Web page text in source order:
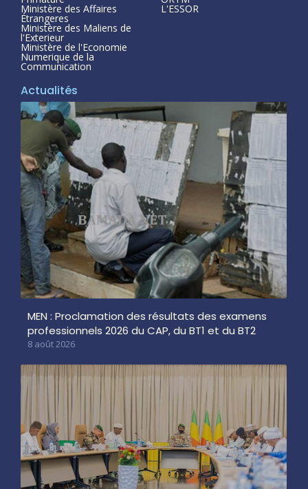
Ministère des Affaires
Étrangeres
Ministère des Maliens de
l'Exterieur
Ministère de l'Economie
Numerique de la
Communication
L'ESSOR
Actualités
MEN : Proclamation des résultats des examens
professionnels 2026 du CAP, du BT1 et du BT2
8 août 2026